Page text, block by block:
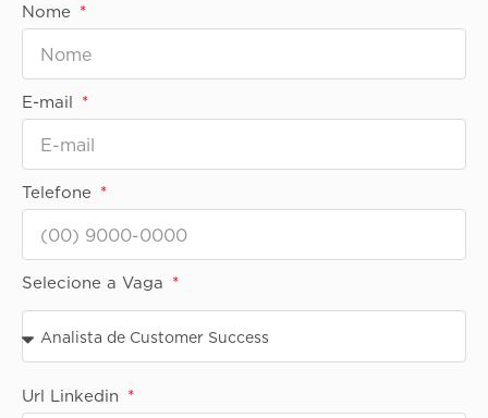
Nome
E-mail
Telefone
Selecione a Vaga
Url Linkedin